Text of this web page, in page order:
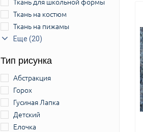
Ткань на костюм
Ткань на пижамы
Еще (20)
Тип рисунка
Абстракция
Горох
Гусиная Лапка
Детский
Елочка